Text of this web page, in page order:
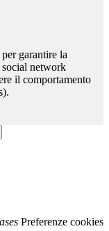
garantire la
network
il comportamento
Preferenze cookies